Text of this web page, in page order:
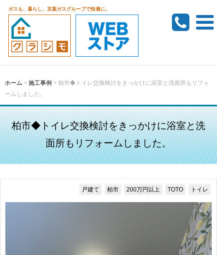
ガスも、暮らし、京葉ガスグループで快適に。
ホーム > 施工事例 > 柏市◆トイレ交換検討をきっかけに浴室と洗面所もリフォ
ームしました。
柏市◆トイレ交換検討をきっかけに浴室と洗
面所もリフォームしました。
戸建て 柏市 200万円以上 TOTO トイレ